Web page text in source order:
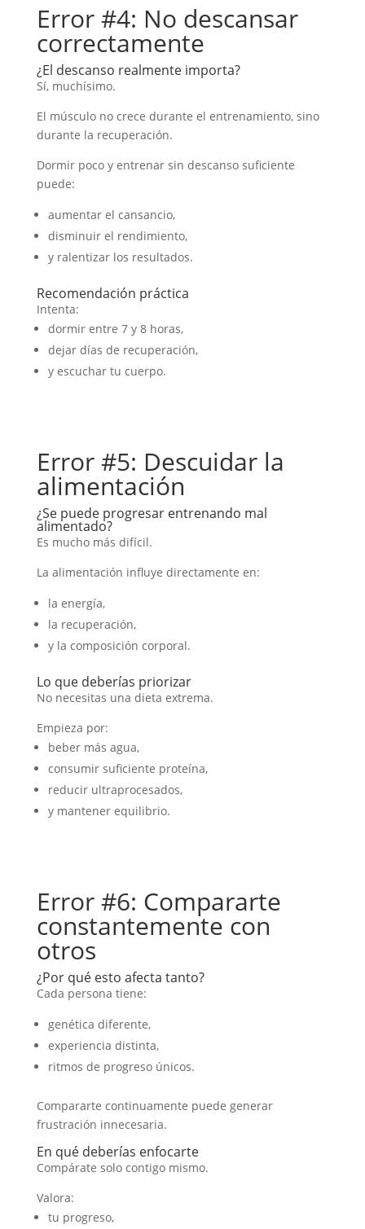
Error #4: No descansar
correctamente
¿El descanso realmente importa?
Sí, muchísimo.
El músculo no crece durante el entrenamiento, sino
durante la recuperación.
Dormir poco y entrenar sin descanso suficiente
puede:
aumentar el cansancio,
disminuir el rendimiento,
y ralentizar los resultados.
Recomendación práctica
Intenta:
dormir entre 7 y 8 horas,
dejar días de recuperación,
y escuchar tu cuerpo.
Error #5: Descuidar la
alimentación
¿Se puede progresar entrenando mal
alimentado?
Es mucho más difícil.
La alimentación influye directamente en:
la energía,
la recuperación,
y la composición corporal.
Lo que deberías priorizar
No necesitas una dieta extrema.
Empieza por:
beber más agua,
consumir suficiente proteína,
reducir ultraprocesados,
y mantener equilibrio.
Error #6: Compararte
constantemente con
otros
¿Por qué esto afecta tanto?
Cada persona tiene:
genética diferente,
experiencia distinta,
ritmos de progreso únicos.
Compararte continuamente puede generar
frustración innecesaria.
En qué deberías enfocarte
Compárate solo contigo mismo.
Valora:
tu progreso,